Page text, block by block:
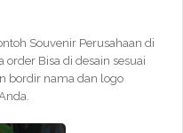
Souvenir Perusahaan di
Bisa di desain sesuai
bordir nama dan logo